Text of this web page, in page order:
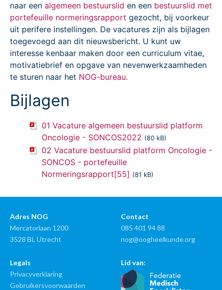
naar een algemeen bestuurslid en een bestuurslid met
portefeuille normeringsrapport gezocht, bij voorkeur
uit perifere instellingen. De vacatures zijn als bijlagen
toegevoegd aan dit nieuwsbericht. U kunt uw
interesse kenbaar maken door een curriculum vitae,
motivatiebrief en opgave van nevenwerkzaamheden
te sturen naar het NOG-bureau.
Bijlagen
01 Vacature algemeen bestuurslid platform
Oncologie - SONCOS2022 (80 kB)
02 Vacature bestuurslid platform Oncologie -
SONCOS - portefeuille
Normeringsrapport[55] (81 kB)
Adres NOG
Mercatorlaan 1200
3528 BL Utrecht
Contact
085 401 94 88
nog@oogheelkunde.org
Legals
Privacyverklaring
Gebruikersvoorwaarden
Lid van: